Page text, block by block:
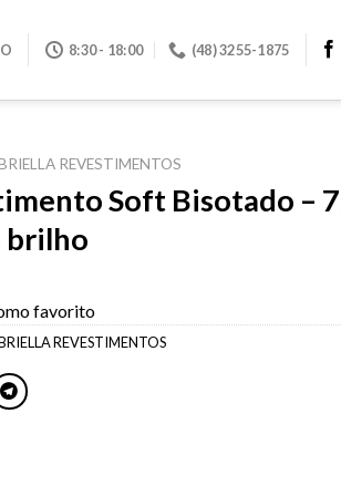
8:30 - 18:00 (48) 3255-1875
REVESTIMENTOS
Soft Bisotado –
brilho
favorito
REVESTIMENTOS